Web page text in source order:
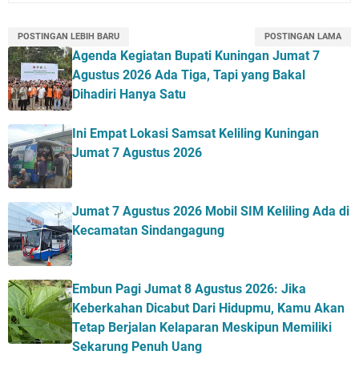
POSTINGAN LEBIH BARU POSTINGAN LAMA
Agenda Kegiatan Bupati Kuningan Jumat 7
Agustus 2026 Ada Tiga, Tapi yang Bakal
Dihadiri Hanya Satu
Ini Empat Lokasi Samsat Keliling Kuningan
Jumat 7 Agustus 2026
Jumat 7 Agustus 2026 Mobil SIM Keliling Ada di
Kecamatan Sindangagung
Embun Pagi Jumat 8 Agustus 2026: Jika
Keberkahan Dicabut Dari Hidupmu, Kamu Akan
Tetap Berjalan Kelaparan Meskipun Memiliki
Sekarung Penuh Uang